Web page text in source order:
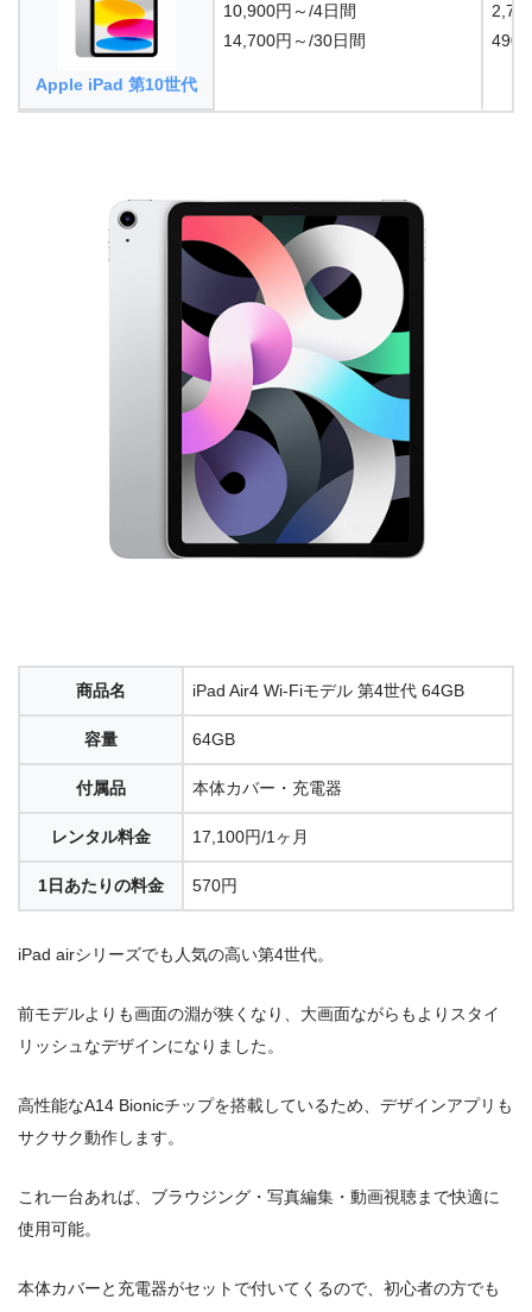
Apple iPad 第10世代
10,900円～/4日間
14,700円～/30日間
490
商品名 iPad Air4 Wi-Fiモデル 第4世代 64GB
容量 64GB
付属品 本体カバー・充電器
レンタル料金 17,100円/1ヶ月
1日あたりの料金 570円
iPad airシリーズでも人気の高い第4世代。
前モデルよりも画面の淵が狭くなり、大画面ながらもよりスタイ
リッシュなデザインになりました。
高性能なA14 Bionicチップを搭載しているため、デザインアプリも
サクサク動作します。
これ一台あれば、ブラウジング・写真編集・動画視聴まで快適に
使用可能。
本体カバーと充電器がセットで付いてくるので、初心者の方でも